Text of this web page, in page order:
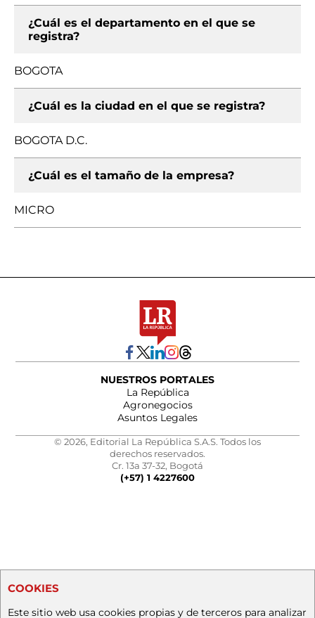
¿Cuál es el departamento en el que se
registra?
BOGOTA
¿Cuál es la ciudad en el que se registra?
BOGOTA D.C.
¿Cuál es el tamaño de la empresa?
MICRO
NUESTROS PORTALES
La República
Agronegocios
Asuntos Legales
© 2026, Editorial La República S.A.S. Todos los
derechos reservados.
Cr. 13a 37-32, Bogotá
(+57) 1 4227600
COOKIES
Este sitio web usa cookies propias y de terceros para analizar